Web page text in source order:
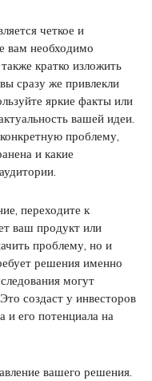
четкое и
вам необходимо
кратко изложить
сразу же привлекли
яркие факты или
вашей идеи.
проблему,
и какие
переходите к
ваш продукт или
проблему, но и
решения именно
могут
создаст у инвесторов
и его потенциала на
вашего решения.